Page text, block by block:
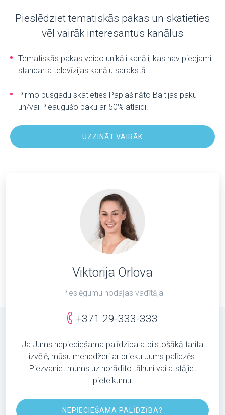
Pieslēdziet tematiskās pakas un skatieties
vēl vairāk interesantus kanālus
Tematiskās pakas veido unikāli kanāli, kas nav pieejami
standarta televīzijas kanālu sarakstā.
Pirmo pusgadu skatieties Paplašināto Baltijas paku
un/vai Pieaugušo paku ar 50% atlaidi.
UZZINĀT VAIRĀK
Viktorija Orlova
Pieslēgumu nodaļas vadītāja
+371 29-333-333
Ja Jums nepieciešama palīdzība atbilstošākā tarifa
izvēlē, mūsu menedžeri ar prieku Jums palīdzēs.
Piezvaniet mums uz norādīto tālruni vai atstājiet
pieteikumu!
NEPIECIEŠAMA PALĪDZĪBA?